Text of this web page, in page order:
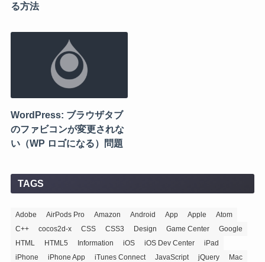
る方法
WordPress: ブラウザタブ
のファビコンが変更されな
い（WP ロゴになる）問題
TAGS
Adobe AirPods Pro Amazon Android App Apple
Atom
C++
cocos2d-x CSS CSS3 Design Game Center
Google
HTML
HTML5 Information iOS iOS Dev Center
iPad
iPhone
iPhone App iTunes Connect JavaScript jQuery Mac